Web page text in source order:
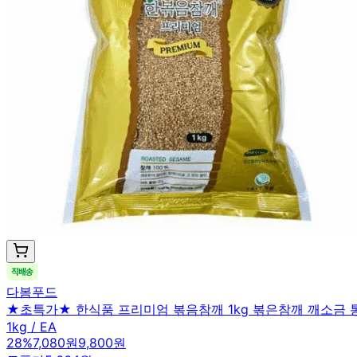
다봄푸드
★초특가★ 한식품 프리미엄 볶음참깨 1kg 볶은참깨 깨소금
1kg / EA
28%7,080원9,800원